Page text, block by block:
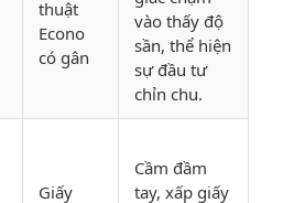
thuật
Econo
có gân
vào thấy độ
sần, thể hiện
sự đầu tư
chỉn chu.
Giấy
Cầm đầm
tay, xấp giấy